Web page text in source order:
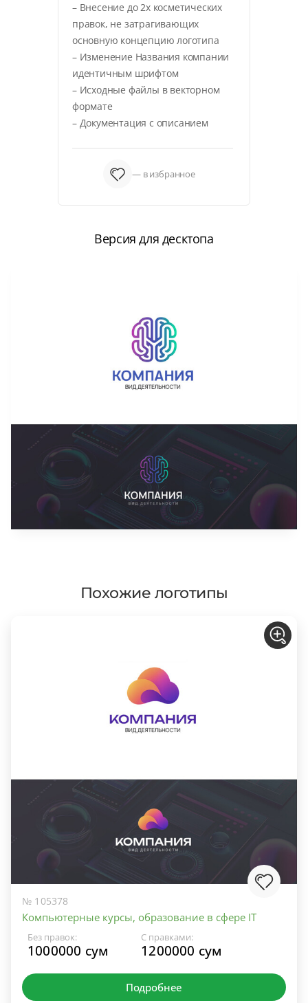
– Внесение до 2х косметических
правок, не затрагивающих
основную концепцию логотипа
– Изменение Названия компании
идентичным шрифтом
– Исходные файлы в векторном
формате
– Документация с описанием
— в избранное
Версия для десктопа
Похожие логотипы
№ 105378
Компьютерные курсы, образование в сфере IT
Без правок:
1000000 сум
С правками:
1200000 сум
Подробнее